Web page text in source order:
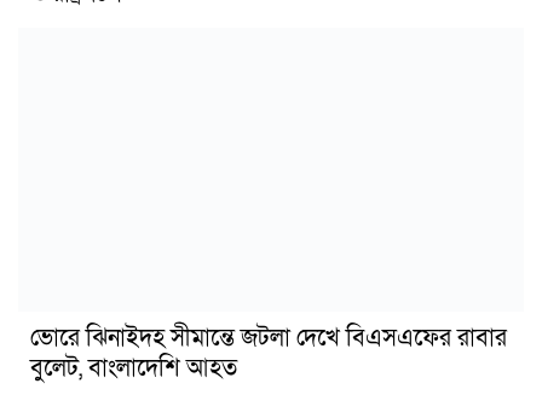
ভোরে ঝিনাইদহ সীমান্তে জটলা দেখে বিএসএফের রাবার
বুলেট, বাংলাদেশি আহত